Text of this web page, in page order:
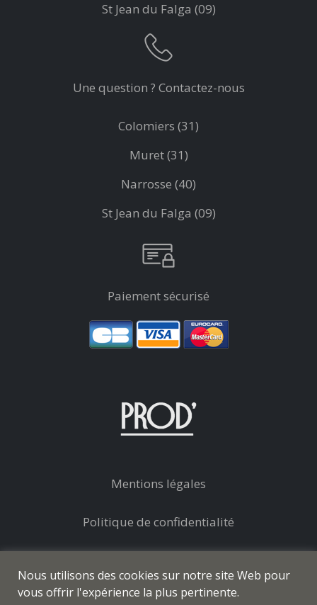
St Jean du Falga (09)
Une question ? Contactez-nous
Colomiers (31)
Muret (31)
Narrosse (40)
St Jean du Falga (09)
Paiement sécurisé
Mentions légales
Politique de confidentialité
Nous utilisons des cookies sur notre site Web pour
vous offrir l'expérience la plus pertinente.